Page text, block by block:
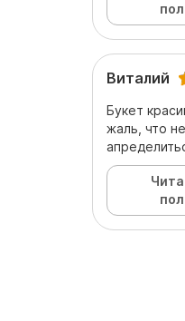
Виталий
Букет
жаль, что